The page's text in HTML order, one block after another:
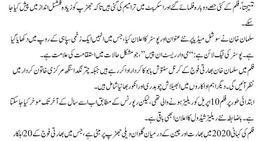
نتیجتاً، فلم کے کئی حصے دوبارہ فلمائے گئے اور اسکرپٹ میں ترامیم کی گئی ہیں تاکہ جھڑپ کو زیادہ فکشنل انداز میں پیش کیا جا
سکے۔
سلمان خان نے سوشل میڈیا پر نئے عنوان اور پوسٹر کا اعلان کیا، جس میں انہیں ایک زخمی سپاہی کے روپ میں دکھایا گیا
ہے۔ پوسٹر کی ٹیگ لائن ہے: “می وار ریسٹ ان پیس”، جو مشکل حالات میں استقامت کی علامت ہے۔
فلم میں سلمان خان بھارتی فوج کے کرنل سنتوش بابو کا کردار ادا کر رہے ہیں جبکہ چترنگدا سنگھ مرکزی خاتون کردار میں
نظر آئیں گی۔ دیگر اہم اداکاروں میں ابھیلاش چوہدری اور انکور بھاٹیا شامل ہیں۔
ابتدائی طور پر فلم 10 اپریل کو ریلیز ہونے والی تھی، لیکن رپورٹس کے مطابق اب اسے سال کے آخر تک موخر کیا جا سکتا
ہے۔ باضابطہ نئے ریلیز شیڈول کا اعلان ابھی باقی ہے۔
فلم کی کہانی 2020 میں بھارت اور چین کے درمیان گلوان ویلی جھڑپ پر مبنی ہے، جس میں بھارتی فوج کے 20 اہلکار